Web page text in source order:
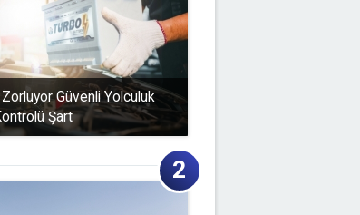
Zorluyor Güvenli Yolculuk
Şart